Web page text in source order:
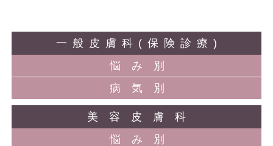
一般皮膚科(保険診療)
悩み別
病気別
美容皮膚科
悩み別